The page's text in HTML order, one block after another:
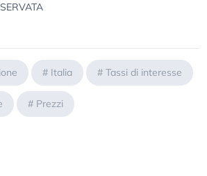
# Italia # Tassi di interesse
# Prezzi